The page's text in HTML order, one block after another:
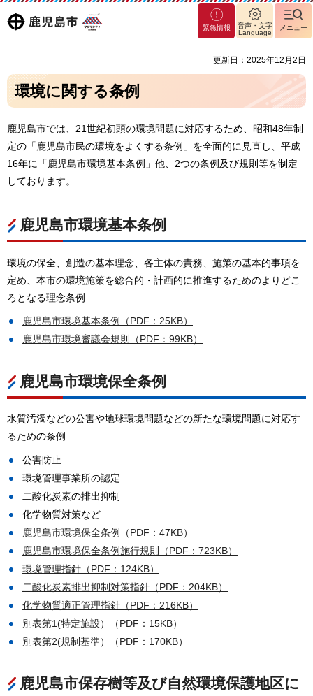
鹿児島
マグ
マシ
緊急情報
音声・文字
Language
メニュー
更新日：2025年12月2日
環境に関する条例
鹿児島市では、21世紀初頭の環境問題に対応するため、昭和48年制
定の「鹿児島市民の環境をよくする条例」を全面的に見直し、平成
16年に「鹿児島市環境基本条例」他、2つの条例及び規則等を制定
しております。
鹿児島市環境基本条例
環境の保全、創造の基本理念、各主体の責務、施策の基本的事項を
定め、本市の環境施策を総合的・計画的に推進するためのよりどこ
ろとなる理念条例
鹿児島市環境基本条例（PDF：25KB）
鹿児島市環境審議会規則（PDF：99KB）
鹿児島市環境保全条例
水質汚濁などの公害や地球環境問題などの新たな環境問題に対応す
るための条例
公害防止
環境管理事業所の認定
二酸化炭素の排出抑制
化学物質対策など
鹿児島市環境保全条例（PDF：47KB）
鹿児島市環境保全条例施行規則（PDF：723KB）
環境管理指針（PDF：124KB）
二酸化炭素排出抑制対策指針（PDF：204KB）
化学物質適正管理指針（PDF：216KB）
別表第1(特定施設）（PDF：15KB）
別表第2(規制基準）（PDF：170KB）
鹿児島市保存樹等及び自然環境保護地区に